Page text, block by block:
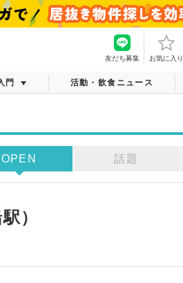
友だち募集 お気に入り
門 活動・飲食ニュース
OPEN 話題
）